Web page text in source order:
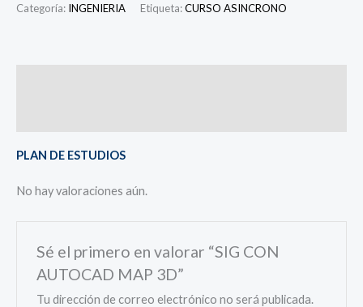
Categoría: INGENIERIA Etiqueta:CURSO ASINCRONO
PLAN DE ESTUDIOS
No hay valoraciones aún.
Sé el primero en valorar “SIG CON
AUTOCAD MAP 3D”
Tu dirección de correo electrónico no será publicada.